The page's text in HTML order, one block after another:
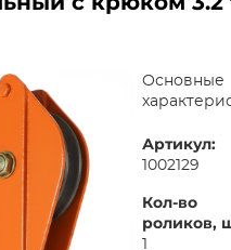
Основные
Артикул:
1002129
Кол-во
роликов,